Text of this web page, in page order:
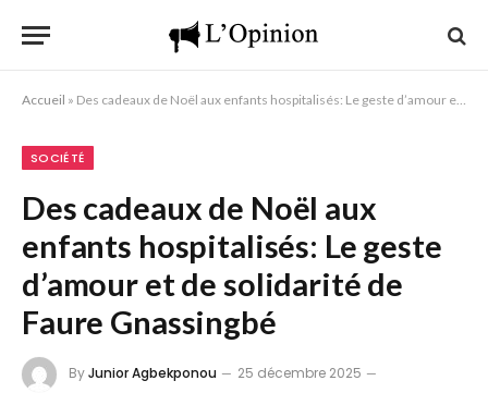
Accueil » Des cadeaux de Noël aux enfants hospitalisés: Le geste d’amour et de solidarité de Faure Gnassingbé
SOCIÉTÉ
Des cadeaux de Noël aux
enfants hospitalisés: Le geste
d’amour et de solidarité de
Faure Gnassingbé
ByJunior Agbekponou
25 décembre 2025